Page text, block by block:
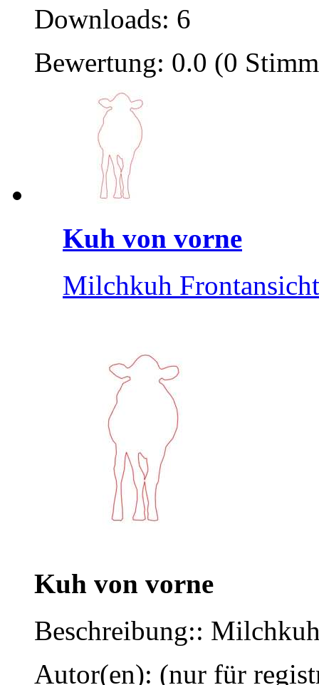
Downloads: 6
Bewertung: 0.0 (0
Kuh von vorne
Milchkuh Frontansicht
Kuh von vorne
Beschreibung::
Autor(en): (nur für